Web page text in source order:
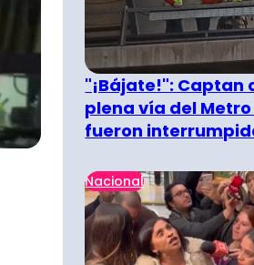
"¡Bájate!": Captan
plena vía del
fueron
Nacional